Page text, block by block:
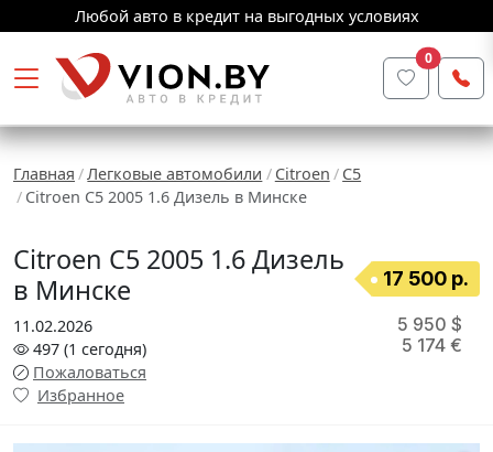
Любой авто в кредит на выгодных условиях
0
Главная Легковые автомобили Citroen
C5
Citroen C5 2005 1.6 Дизель в Минске
Citroen C5 2005 1.6 Дизель
в Минске
17 500 р.
11.02.2026
497 (1 сегодня)
Пожаловаться
Избранное
5 950 $
5 174 €